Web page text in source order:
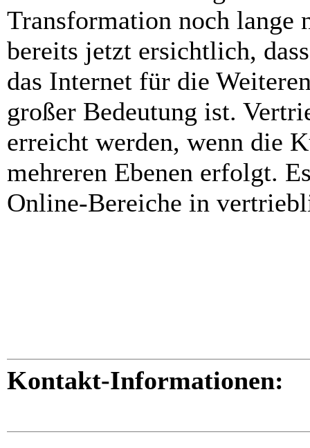
Transformation noch lange
bereits jetzt ersichtlich,
das Internet für die
großer Bedeutung ist.
erreicht werden, wenn die
mehreren Ebenen erfolgt.
Online-Bereiche in
Kontakt-Informationen: